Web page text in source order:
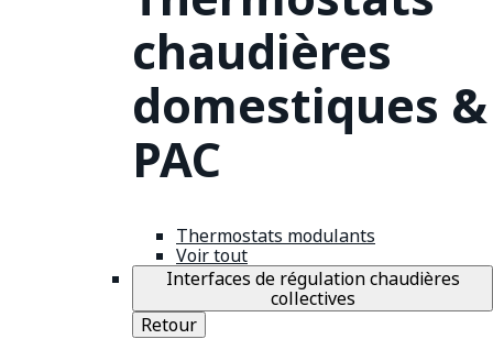
chaudières
domestiques &
PAC
Thermostats modulants
Voir tout
Interfaces de régulation chaudières
collectives
Retour